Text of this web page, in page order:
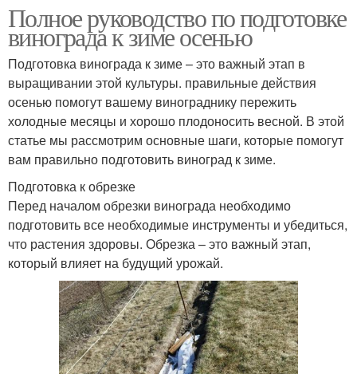
Полное руководство по подготовке
винограда к зиме осенью
Подготовка винограда к зиме – это важный этап в
выращивании этой культуры. правильные действия
осенью помогут вашему винограднику пережить
холодные месяцы и хорошо плодоносить весной. В этой
статье мы рассмотрим основные шаги, которые помогут
вам правильно подготовить виноград к зиме.
Подготовка к обрезке
Перед началом обрезки винограда необходимо
подготовить все необходимые инструменты и убедиться,
что растения здоровы. Обрезка – это важный этап,
который влияет на будущий урожай.